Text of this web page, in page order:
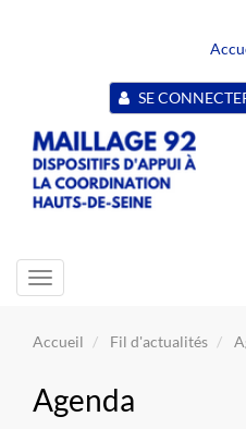
SE
Toggle
navigation
Accueil Fil d'actualités
Agenda